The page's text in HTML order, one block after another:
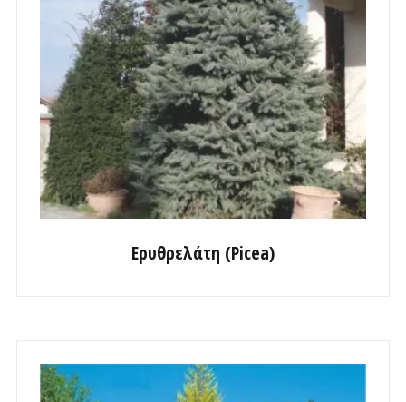
Ερυθρελάτη (Picea)